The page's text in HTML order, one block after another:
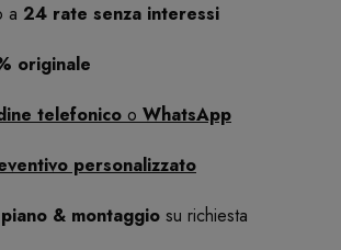
a 24 rate senza interessi
originale
telefonico o WhatsApp
personalizzato
& montaggio su richiesta